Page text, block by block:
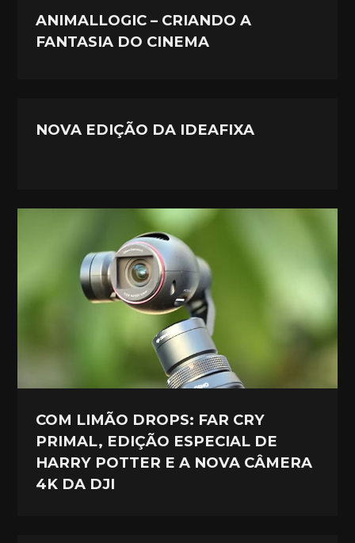
ANIMALLOGIC – CRIANDO A
FANTASIA DO CINEMA
NOVA EDIÇÃO DA IDEAFIXA
COM LIMÃO DROPS: FAR CRY
PRIMAL, EDIÇÃO ESPECIAL DE
HARRY POTTER E A NOVA CÂMERA
4K DA DJI